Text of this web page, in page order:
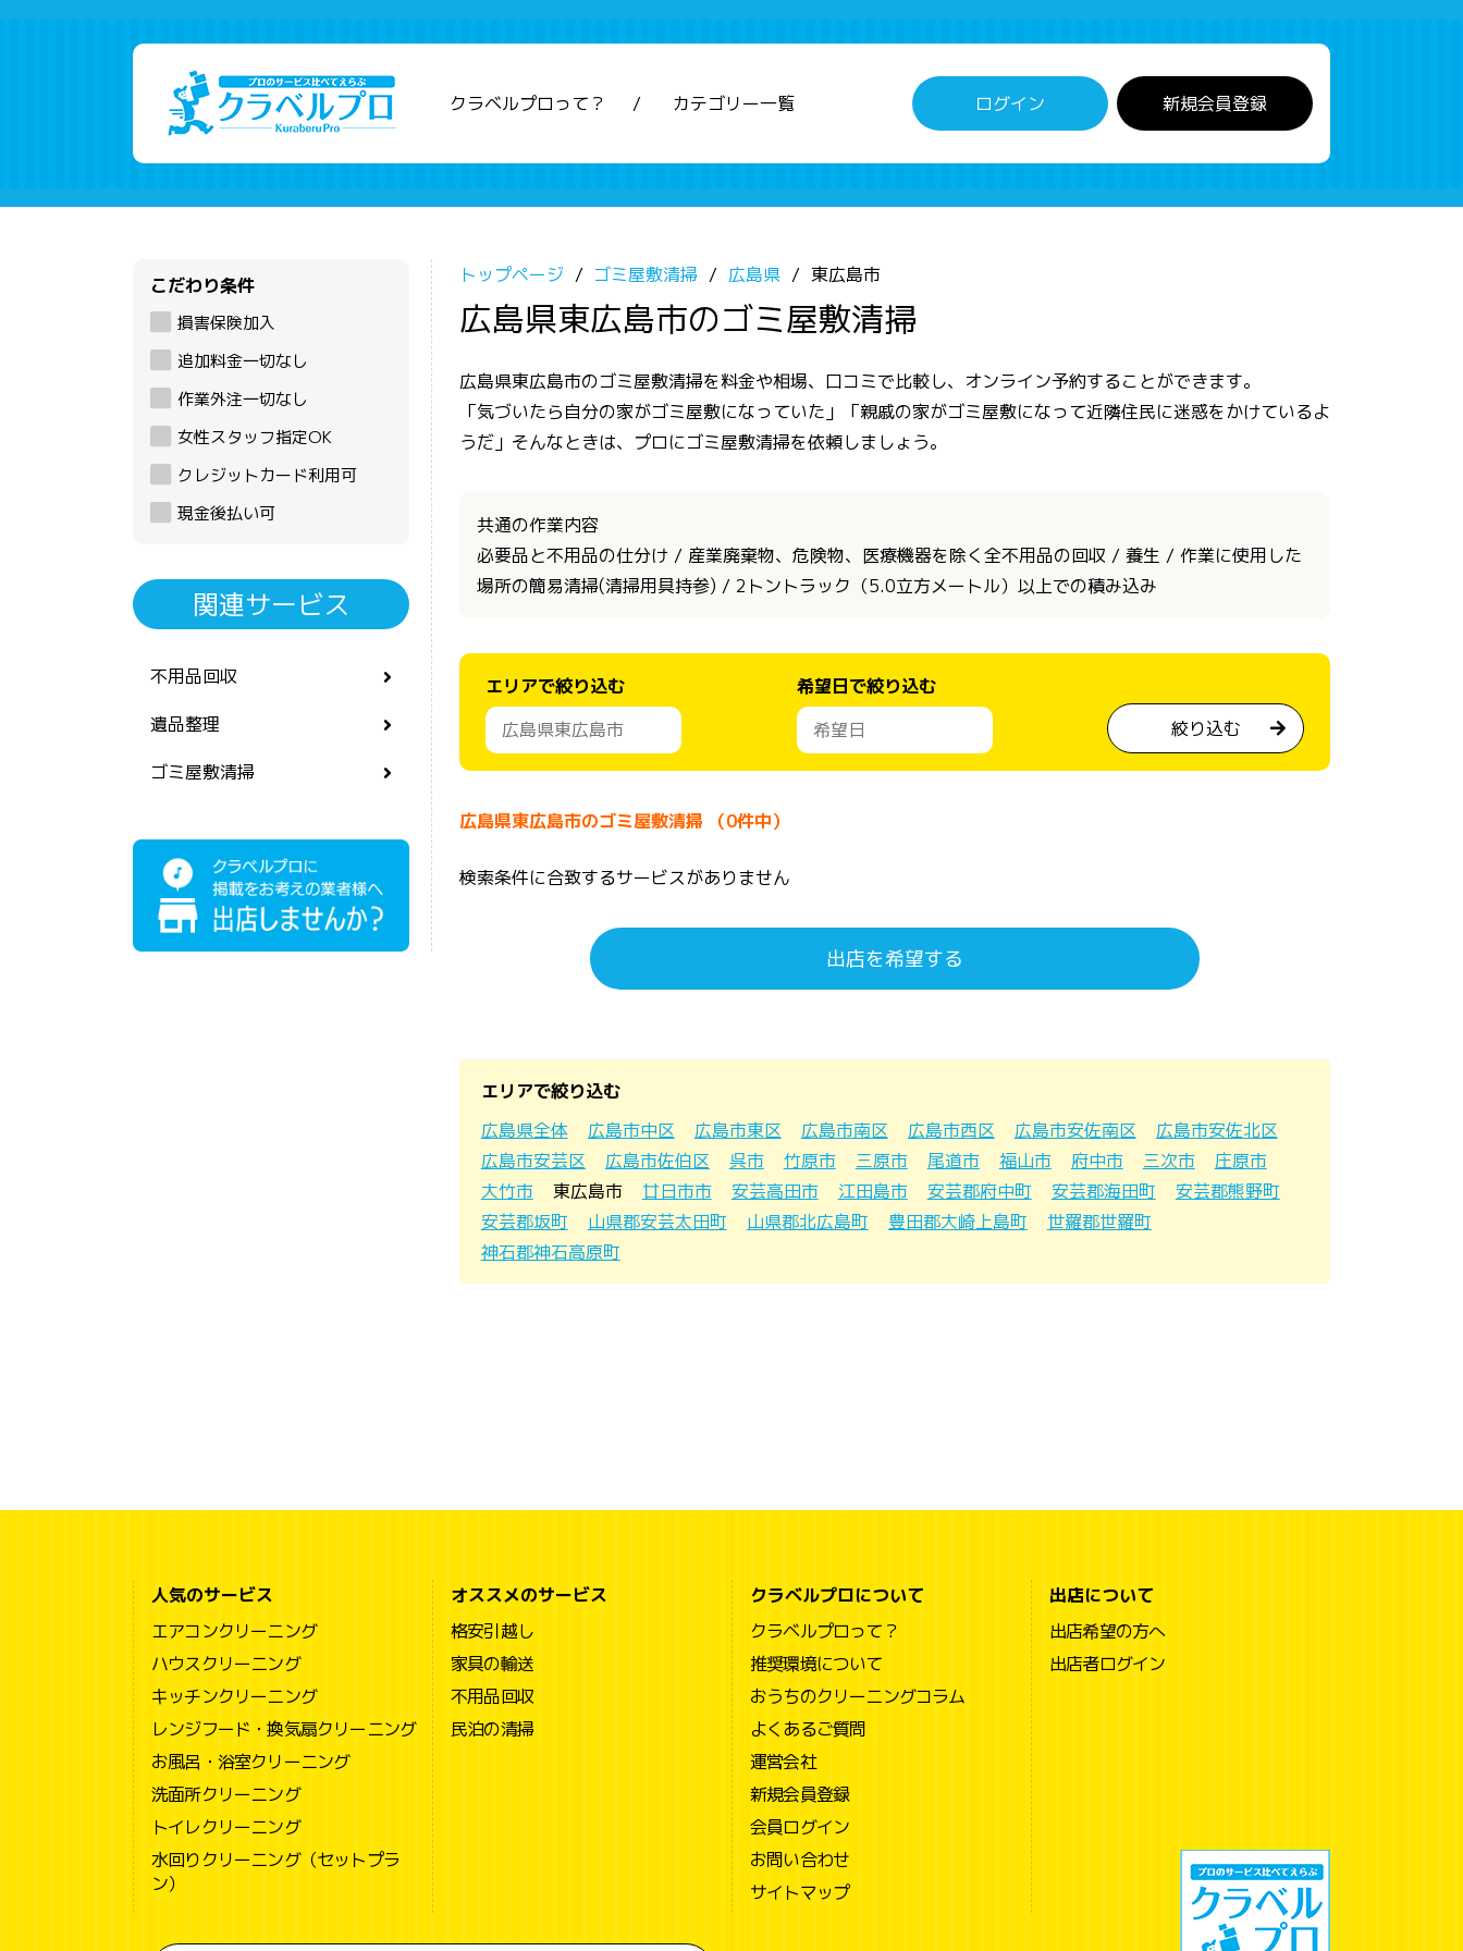
クラベルプロって？ カテゴリー一覧 ログイン 新規会員登録
トップページ ゴミ屋敷清掃 広島県 東広島市
広島県東広島市のゴミ屋敷清掃
広島県東広島市のゴミ屋敷清掃を料金や相場、口コミで比較し、オンライン予約することができます。
「気づいたら自分の家がゴミ屋敷になっていた」「親戚の家がゴミ屋敷になって近隣住民に迷惑をかけているよ
うだ」そんなときは、プロにゴミ屋敷清掃を依頼しましょう。
共通の作業内容
必要品と不用品の仕分け / 産業廃棄物、危険物、医療機器を除く全不用品の回収 / 養生 / 作業に使用した
場所の簡易清掃(清掃用具持参) / 2トントラック（5.0立方メートル）以上での積み込み
エリアで絞り込む
希望日で絞り込む
絞り込む
広島県東広島市のゴミ屋敷清掃 （0件中）
検索条件に合致するサービスがありません
出店を希望する
エリアで絞り込む
広島県全体
広島市中区 広島市東区 広島市南区 広島市西区 広島市安佐南区
広島市安佐北区
広島市安芸区
広島市佐伯区 呉市 竹原市 三原市 尾道市 福山市 府中市 三次市
庄原市
大竹市
東広島市 廿日市市 安芸高田市 江田島市 安芸郡府中町 安芸郡海田町
安芸郡熊野町
安芸郡坂町
山県郡安芸太田町 山県郡北広島町 豊田郡大崎上島町
世羅郡世羅町
神石郡神石高原町
こだわり条件
損害保険加入
追加料金一切なし
作業外注一切なし
女性スタッフ指定OK
クレジットカード利用可
現金後払い可
関連サービス
不用品回収
遺品整理
ゴミ屋敷清掃
人気のサービス
エアコンクリーニング
ハウスクリーニング
キッチンクリーニング
レンジフード・換気扇クリーニング
お風呂・浴室クリーニング
洗面所クリーニング
トイレクリーニング
水回りクリーニング（セットプラ
ン）
オススメのサービス
格安引越し
家具の輸送
不用品回収
民泊の清掃
クラベルプロについて
クラベルプロって？
推奨環境について
おうちのクリーニングコラム
よくあるご質問
運営会社
新規会員登録
会員ログイン
お問い合わせ
サイトマップ
出店について
出店希望の方へ
出店者ログイン